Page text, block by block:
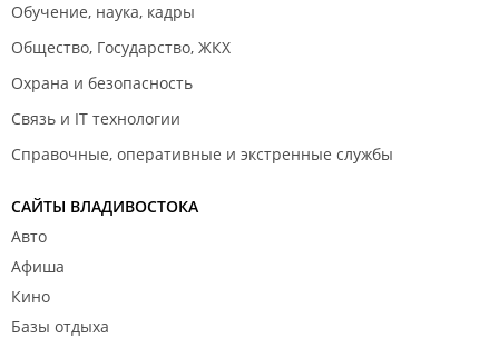
Обучение, наука, кадры
Общество, Государство, ЖКХ
Охрана и безопасность
Связь и IT технологии
Справочные, оперативные и экстренные службы
САЙТЫ ВЛАДИВОСТОКА
Авто
Афиша
Кино
Базы отдыха